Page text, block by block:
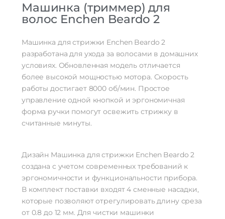
Машинка (триммер) для
волос Enchen Beardo 2
Машинка для стрижки Enchen Beardo 2
разработана для ухода за волосами в домашних
условиях. Обновленная модель отличается
более высокой мощностью мотора. Скорость
работы достигает 8000 об/мин. Простое
управление одной кнопкой и эргономичная
форма ручки помогут освежить стрижку в
считанные минуты.
Дизайн Машинка для стрижки Enchen Beardo 2
создана с учетом современных требований к
эргономичности и функциональности прибора.
В комплект поставки входят 4 сменные насадки,
которые позволяют отрегулировать длину среза
от 0.8 до 12 мм. Для чистки машинки